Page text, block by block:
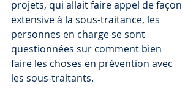
projets, qui allait faire appel de façon
extensive à la sous-traitance, les
personnes en charge se sont
questionnées sur comment bien
faire les choses en prévention avec
les sous-traitants.